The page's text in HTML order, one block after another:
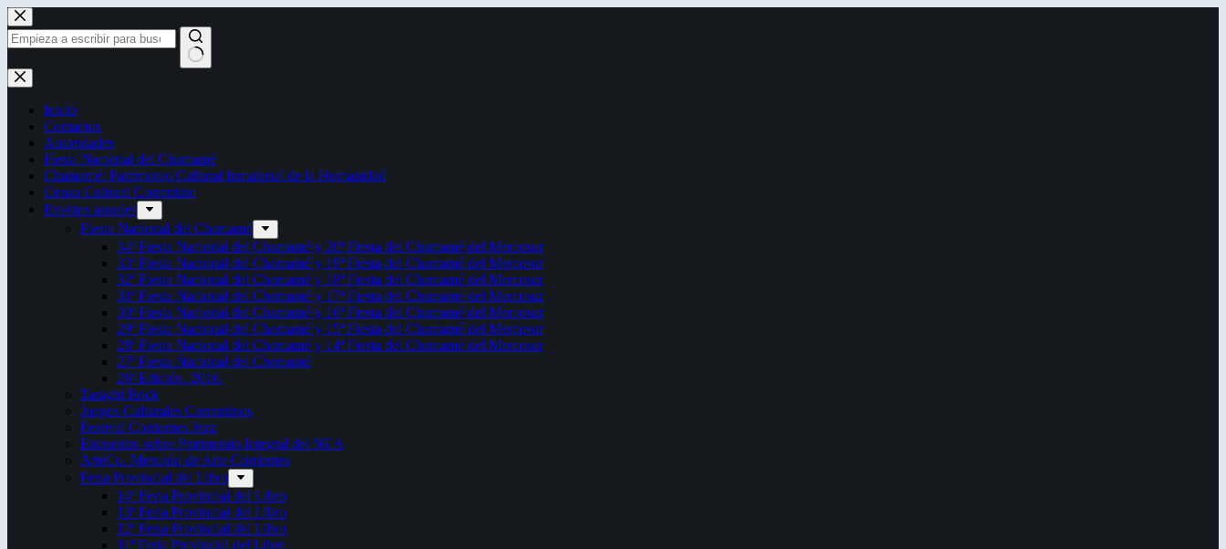
Saltar
al
contenido
Sin
resultados
Inicio
Contactos
Autoridades
Fiesta Nacional del Chamamé
Chamamé: Patrimonio Cultural Inmaterial de la Humanidad
Censo Cultural Correntino
Eventos anuales
Fiesta Nacional del Chamamé
34ª Fiesta Nacional del Chamamé y 20ª Fiesta del Chamamé del Mercosur
33ª Fiesta Nacional del Chamamé y 19ª Fiesta del Chamamé del Mercosur
32ª Fiesta Nacional del Chamamé y 18ª Fiesta del Chamamé del Mercosur
31ª Fiesta Nacional del Chamamé y 17ª Fiesta del Chamamé del Mercosur
30ª Fiesta Nacional del Chamamé y 16ª Fiesta del Chamamé del Mercosur
29ª Fiesta Nacional del Chamamé y 15ª Fiesta del Chamamé del Mercosur
28ª Fiesta Nacional del Chamamé y 14ª Fiesta del Chamamé del Mercosur
27ª Fiesta Nacional del Chamamé
26ª Edición. 2016.
Taragüi Rock
Juegos Culturales Correntinos
Festival Corrientes Jazz
Encuentro sobre Patrimonio Integral del NEA
ArteCo. Mercado de Arte Corrientes
Feria Provincial del Libro
14ª Feria Provincial del Libro
13ª Feria Provincial del Libro
12ª Feria Provincial del Libro
11ª Feria Provincial del Libro